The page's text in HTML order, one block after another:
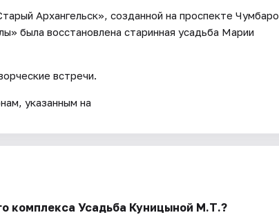
Архангельск», созданной на проспекте
была восстановлена старинная усадьба Марии
встречи.
указанным на
комплекса Усадьба Куницыной М.Т.?